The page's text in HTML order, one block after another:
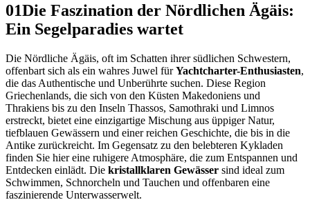
01Die Faszination der Nördlichen Ägäis:
Ein Segelparadies wartet
Die Nördliche Ägäis, oft im Schatten ihrer südlichen Schwestern,
offenbart sich als ein wahres Juwel fürYachtcharter-Enthusiasten,
die das Authentische und Unberührte suchen. Diese Region
Griechenlands, die sich von den Küsten Makedoniens und
Thrakiens bis zu den Inseln Thassos, Samothraki und Limnos
erstreckt, bietet eine einzigartige Mischung aus üppiger Natur,
tiefblauen Gewässern und einer reichen Geschichte, die bis in die
Antike zurückreicht. Im Gegensatz zu den belebteren Kykladen
finden Sie hier eine ruhigere Atmosphäre, die zum Entspannen und
Entdecken einlädt. Die kristallklaren Gewässer sind ideal zum
Schwimmen, Schnorcheln und Tauchen und offenbaren eine
faszinierende Unterwasserwelt.